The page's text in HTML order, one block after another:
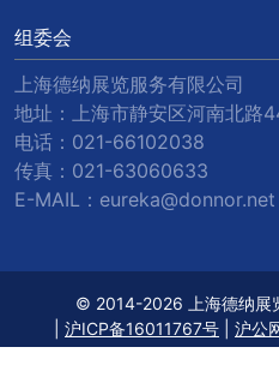
组委会
上海德纳展览服务有限公司
地址：上海市静安区河南北路
电话： 021-66102038
传真： 021-63060633
E-MAIL： eureka@donnor.net
© 2014-2026 上海德纳展
沪ICP备16011767号 沪公